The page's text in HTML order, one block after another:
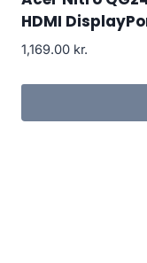
HDMI
1,169.00 kr.